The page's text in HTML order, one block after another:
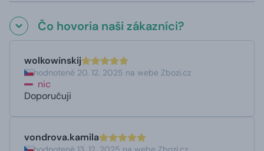
Čo hovoria naši zákazníci?
wolkowinskij
hodnotené 20. 12. 2025 na webe Zbozi.cz
nic
Doporučuji
vondrova.kamila